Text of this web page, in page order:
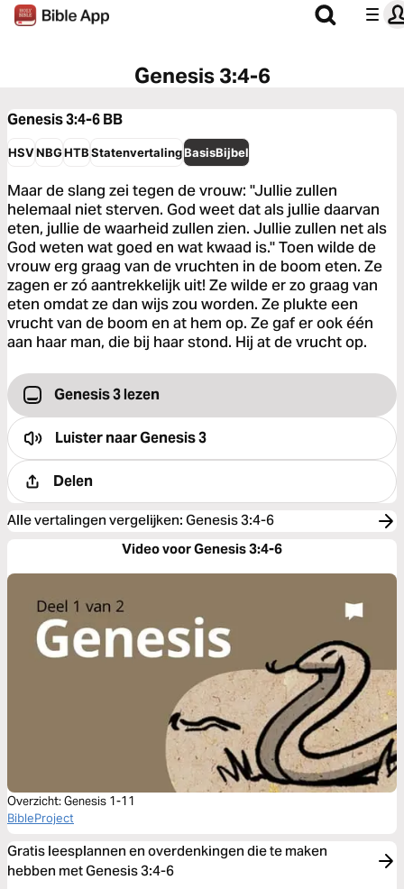
Genesis 3:4-6
Genesis 3:4-6BB
HSVNBGHTBStatenvertalingBasisBijbel
Maar de slang zei tegen de vrouw: "Jullie zullen
helemaal niet sterven. God weet dat als jullie daarvan
eten, jullie de waarheid zullen zien. Jullie zullen net als
God weten wat goed en wat kwaad is." Toen wilde de
vrouw erg graag van de vruchten in de boom eten. Ze
zagen er zó aantrekkelijk uit! Ze wilde er zo graag van
eten omdat ze dan wijs zou worden. Ze plukte een
vrucht van de boom en at hem op. Ze gaf er ook één
aan haar man, die bij haar stond. Hij at de vrucht op.
Genesis 3 lezen
Luister naarGenesis 3
Delen
Alle vertalingen vergelijken: Genesis 3:4-6
Video voor Genesis 3:4-6
Overzicht: Genesis 1-11
BibleProject
Gratis leesplannen en overdenkingen die te maken
hebben met Genesis 3:4-6